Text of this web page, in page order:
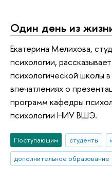
Один день из
Екатерина Мелихова,
психологии,
психологической школы
впечатлениях о
программ кафедры
психологии НИУ ВШЭ.
Поступающим студенты
дополнительное образование